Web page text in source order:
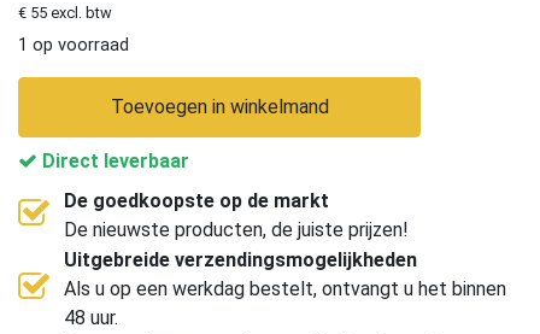
€ 55 excl. btw
1 op voorraad
Toevoegen in winkelmand
Direct leverbaar
De goedkoopste op de markt
De nieuwste producten, de juiste prijzen!
Uitgebreide verzendingsmogelijkheden
Als u op een werkdag bestelt, ontvangt u het binnen
48 uur.